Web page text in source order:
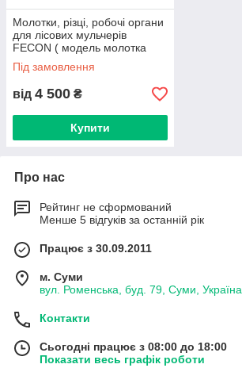
Молотки, різці, робочі органи
для лісових мульчерів
FECON ( модель молотка
KFS 1248-1)
Під замовлення
від 4 500 ₴
Купити
Про нас
Рейтинг не сформований
Менше 5 відгуків за останній рік
Працює з 30.09.2011
м. Суми
вул. Роменська, буд. 79, Суми, Україна
Контакти
Сьогодні працює з 08:00 до 18:00
Показати весь графік роботи